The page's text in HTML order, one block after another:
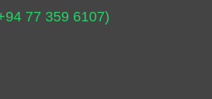
77 359 6107)